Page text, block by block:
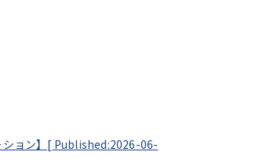
ョン】[ Published:2026-06-